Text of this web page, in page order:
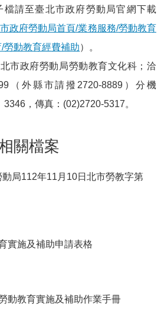
檔請至臺北市政府勞動局官網下載
政府勞動局首頁/業務服務/勞動教育
勞動教育經費補助）。
市政府勞動局勞動教育文化科；洽
（外縣市請撥2720-8889）分機
，傳真：(02)2720-5317。
關檔案
局112年11月10日北市勞教字第
實施及補助申請表格
動教育實施及補助作業手冊